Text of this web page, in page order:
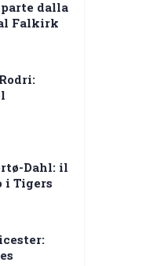
dalla
Falkirk
Dahl: il
i Tigers